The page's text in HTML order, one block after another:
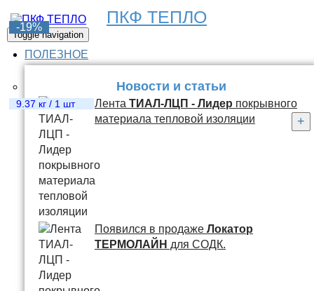
ПКФ ТЕПЛО
Toggle navigation
ПОЛЕЗНОЕ
Новости и статьи
Лента ТИАЛ-ЛЦП - Лидер покрывного
материала тепловой изоляции
Появился в продаже Локатор
ТЕРМОЛАЙН для СОДК.
-6%
68.95 кг / 1 м.п.
+
-6%
138 кг / 1 шт
+
-6%
273.95 кг / 1 шт
+
-6%
165.06 кг / 1 шт
+
-12%
10.15 кг / 1 шт
+
-19%
9.37 кг / 1 шт
+